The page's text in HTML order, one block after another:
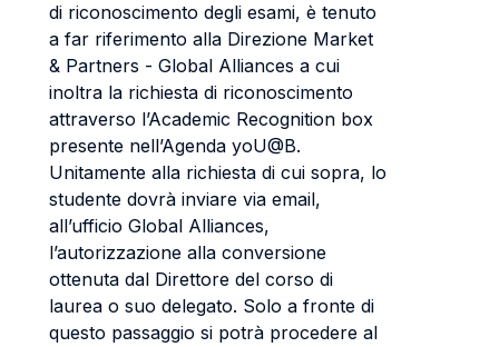
di riconoscimento degli esami, è tenuto
a far riferimento alla Direzione Market
& Partners - Global Alliances a cui
inoltra la richiesta di riconoscimento
attraverso l’Academic Recognition box
presente nell’Agenda yoU@B.
Unitamente alla richiesta di cui sopra, lo
studente dovrà inviare via email,
all’ufficio Global Alliances,
l’autorizzazione alla conversione
ottenuta dal Direttore del corso di
laurea o suo delegato. Solo a fronte di
questo passaggio si potrà procedere al